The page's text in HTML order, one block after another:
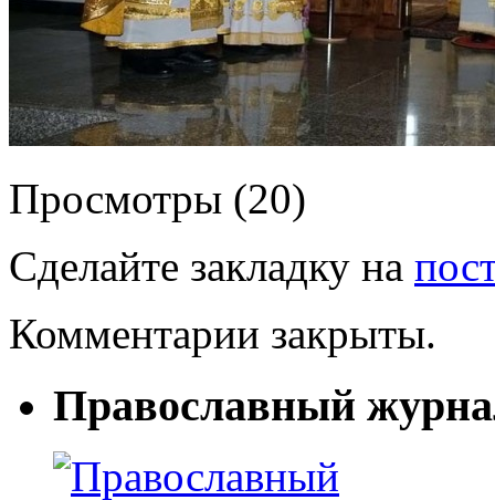
Просмотры (20)
Сделайте закладку на
Комментарии закрыты.
Православный